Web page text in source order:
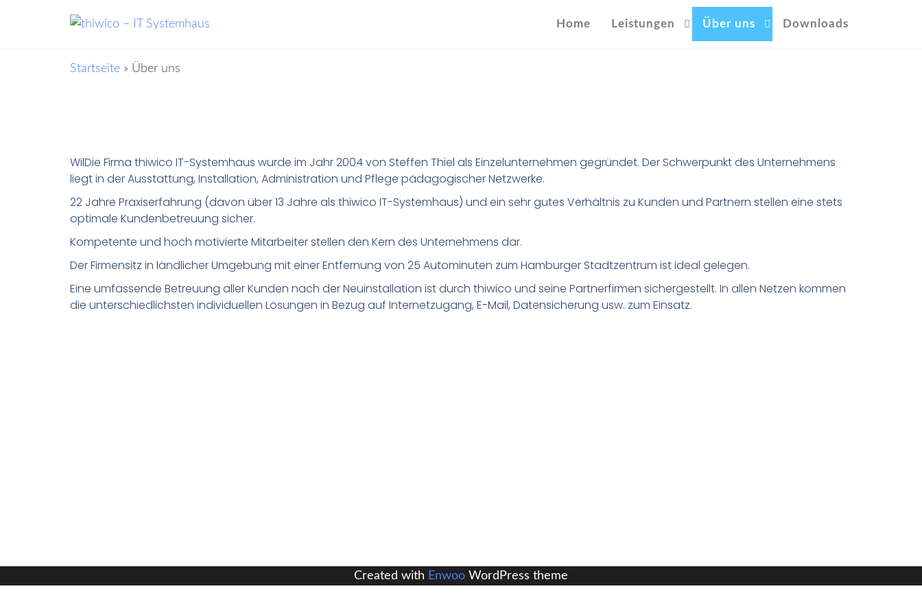
Home Leistungen Über uns Downloads
Startseite » Über uns
WilDie Firma thiwico IT-Systemhaus wurde im Jahr 2004 von Steffen Thiel als Einzelunternehmen gegründet. Der Schwerpunkt des Unternehmens
liegt in der Ausstattung, Installation, Administration und Pflege pädagogischer Netzwerke.
22 Jahre Praxiserfahrung (davon über 13 Jahre als thiwico IT-Systemhaus) und ein sehr gutes Verhältnis zu Kunden und Partnern stellen eine stets
optimale Kundenbetreuung sicher.
Kompetente und hoch motivierte Mitarbeiter stellen den Kern des Unternehmens dar.
Der Firmensitz in ländlicher Umgebung mit einer Entfernung von 25 Autominuten zum Hamburger Stadtzentrum ist ideal gelegen.
Eine umfassende Betreuung aller Kunden nach der Neuinstallation ist durch thiwico und seine Partnerfirmen sichergestellt. In allen Netzen kommen
die unterschiedlichsten individuellen Lösungen in Bezug auf Internetzugang, E-Mail, Datensicherung usw. zum Einsatz.
Created with Enwoo WordPress theme